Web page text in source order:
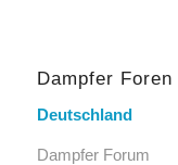
Dampfer Foren
Deutschland
Dampfer Forum